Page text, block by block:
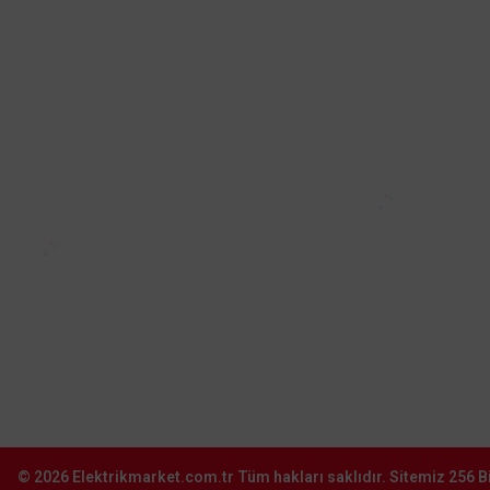
© 2026 Elektrikmarket.com.tr Tüm hakları saklıdır. Sitemiz 256